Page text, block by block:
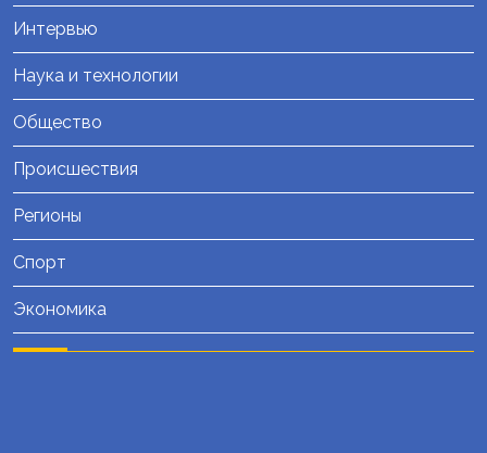
Интервью
Наука и технологии
Общество
Происшествия
Регионы
Спорт
Экономика